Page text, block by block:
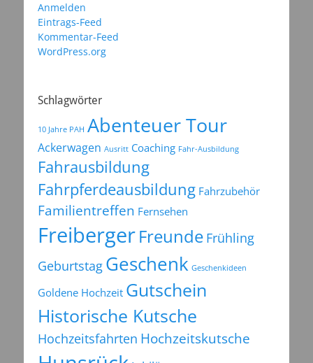
Anmelden
Eintrags-Feed
Kommentar-Feed
WordPress.org
Schlagwörter
10 Jahre PAH Abenteuer Tour
Ackerwagen Ausritt Coaching Fahr-Ausbildung
Fahrausbildung
Fahrpferdeausbildung Fahrzubehör
Familientreffen Fernsehen
FreibergerFreunde Frühling
Geburtstag Geschenk Geschenkideen
Goldene Hochzeit Gutschein
Historische Kutsche
Hochzeitsfahrten Hochzeitskutsche